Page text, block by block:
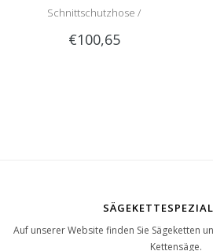
Schnittschutzhose /
Schnittschutzlatzhose Sip
€100,65
Auf unserer Website finden Sie Sägeketten
Kettensäge.